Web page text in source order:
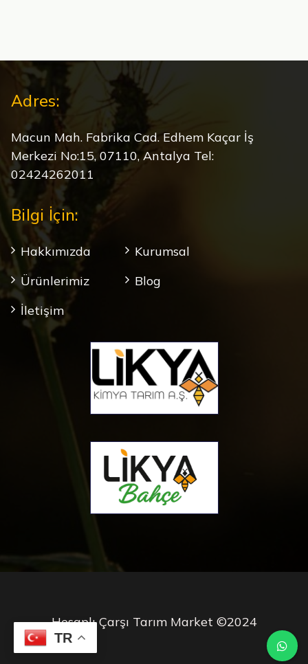
Adres:
Macun Mah. Fabrika Cad. Edhem Kaçar İş
Merkezi No:15, 07110, Antalya Tel:
02424262011
Bilgi İçin:
Hakkımızda
Kurumsal
Ürünlerimiz
Blog
İletişim
Hesaplı Çarşı Tarım Market ©2024
TR